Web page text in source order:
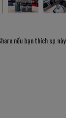
nếu bạn thích sp này